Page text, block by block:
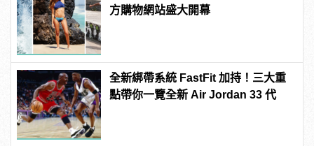
方購物網站盛大開幕
全新綁帶系統 FastFit 加持！三大重
點帶你一覽全新 Air Jordan 33 代